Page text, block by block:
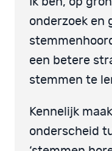
onderzoek en
een betere
stemmen te
Kennelijk
onderscheid